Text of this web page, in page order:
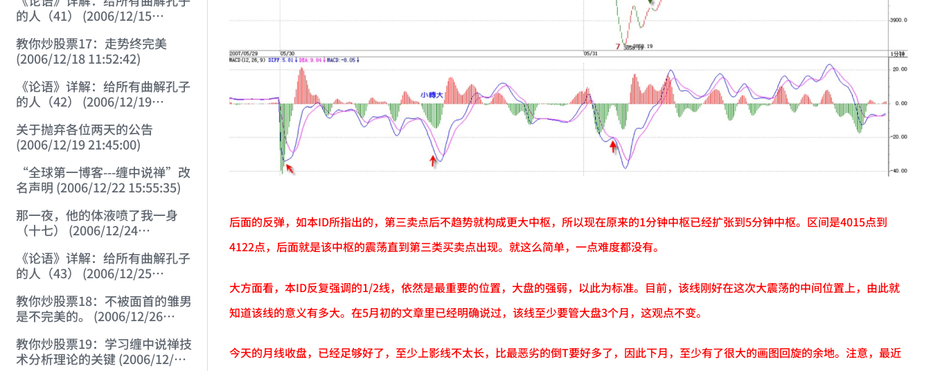
的人（41） (2006/12/15
教你炒股票17：走势终完美
(2006/12/18 11:52:42)
《论语》详解：给所有曲解孔子
的人（42） (2006/12/19
关于抛弃各位两天的公告
(2006/12/19 21:45:00)
“全球第一博客---缠中说禅”改
名声明 (2006/12/22 15:55:35)
那一夜，他的体液喷了我一身
（十七） (2006/12/24
《论语》详解：给所有曲解孔子
的人（43） (2006/12/25
教你炒股票18：不被面首的雏男
是不完美的。 (2006/12/26
教你炒股票19：学习缠中说禅技
术分析理论的关键 (2006/12/27
后面的反弹，如本ID所指出的，第三卖点后不趋势就构成更大中枢，所以现在原来的1分钟中枢已经扩张到5分钟中枢。区间是4015点到
4122点，后面就是该中枢的震荡直到第三类买卖点出现。就这么简单，一点难度都没有。
大方面看，本ID反复强调的1/2线，依然是最重要的位置，大盘的强弱，以此为标准。目前，该线刚好在这次大震荡的中间位置上，由此就
知道该线的意义有多大。在5月初的文章里已经明确说过，该线至少要管大盘3个月，这观点不变。
今天的月线收盘，已经足够好了，至少上影线不太长，比最恶劣的倒T要好多了，因此下月，至少有了很大的画图回旋的余地。注意，最近